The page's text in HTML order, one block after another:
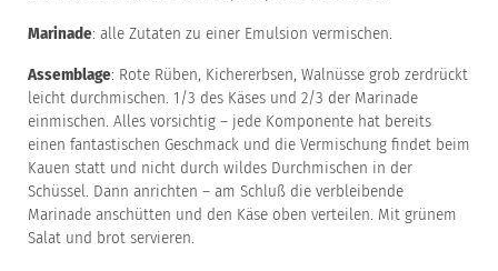
Marinade: alle Zutaten zu einer Emulsion vermischen.
Assemblage: Rote Rüben, Kichererbsen, Walnüsse grob zerdrückt
leicht durchmischen. 1/3 des Käses und 2/3 der Marinade
einmischen. Alles vorsichtig – jede Komponente hat bereits
einen fantastischen Geschmack und die Vermischung findet beim
Kauen statt und nicht durch wildes Durchmischen in der
Schüssel. Dann anrichten – am Schluß die verbleibende
Marinade anschütten und den Käse oben verteilen. Mit grünem
Salat und brot servieren.